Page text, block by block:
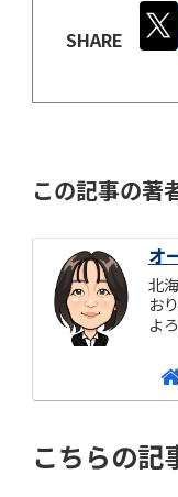
SHARE
この記事の著
オ
北
お
よ
こちらの記